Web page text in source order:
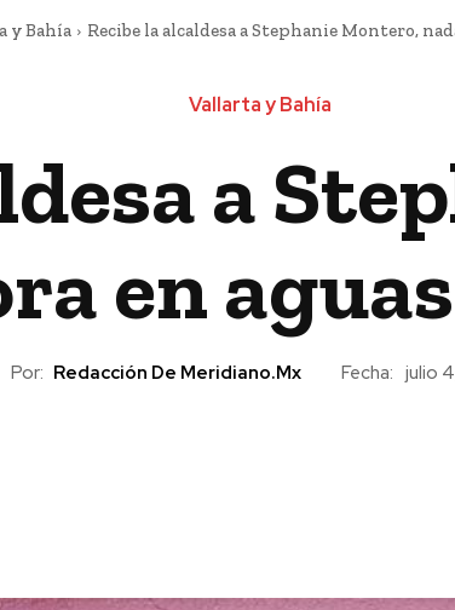
y Bahía Recibe la alcaldesa a Stephanie Montero,
Vallarta y Bahía
a
en
Por: Redacción De Meridiano.mx Fecha: julio